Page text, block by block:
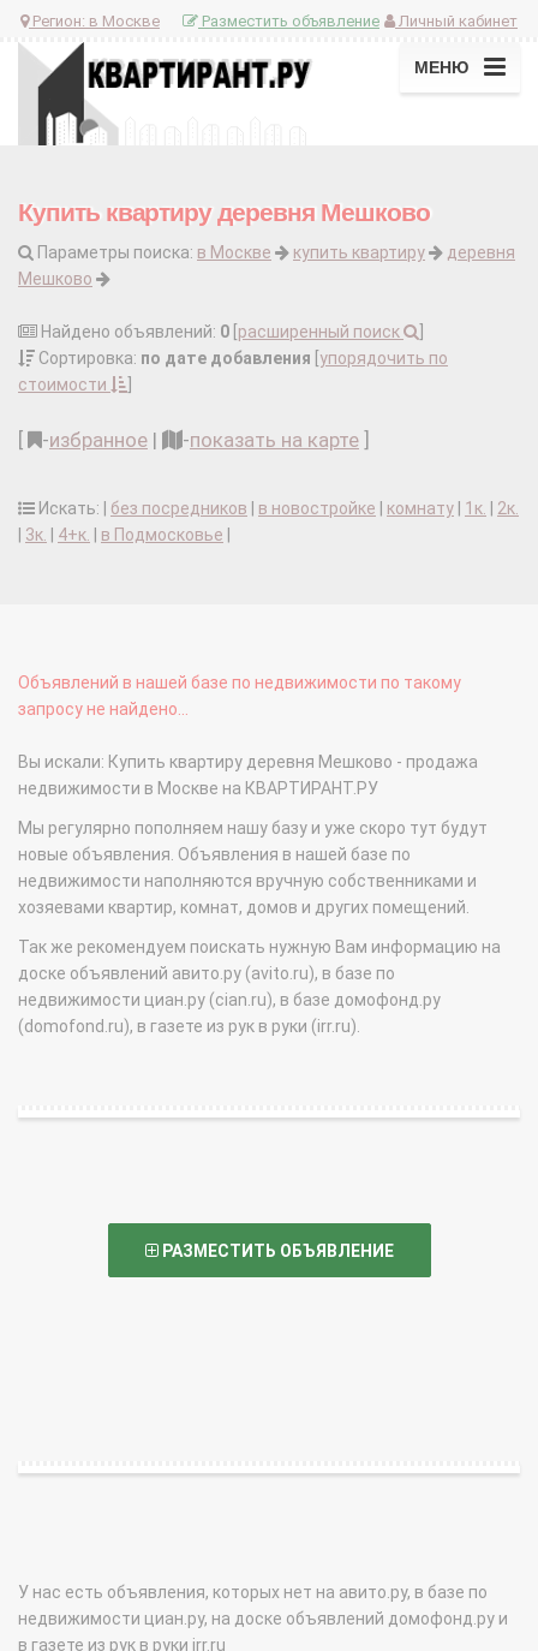
Регион: в Москве Личный кабинет
Разместить объявление
МЕНЮ
Купить квартиру деревня Мешково
Параметры поиска: в Москве купить квартиру
деревня
Мешково
Найдено объявлений: 0 расширенный поиск
Сортировка: по дате добавления упорядочить по
стоимости
-избранное | -показать на карте
Искать: | без посредников в новостройке комнату 1к.
2к.
3к. 4+к. в Подмосковье
Объявлений в нашей базе по недвижимости по такому
запросу не найдено...
Вы искали: Купить квартиру деревня Мешково - продажа
недвижимости в Москве на КВАРТИРАНТ.РУ
Мы регулярно пополняем нашу базу и уже скоро тут будут
новые объявления. Объявления в нашей базе по
недвижимости наполняются вручную собственниками и
хозяевами квартир, комнат, домов и других помещений.
Так же рекомендуем поискать нужную Вам информацию на
доске объявлений авито.ру (avito.ru), в базе по
недвижимости циан.ру (cian.ru), в базе домофонд.ру
(domofond.ru), в газете из рук в руки (irr.ru).
РАЗМЕСТИТЬ ОБЪЯВЛЕНИЕ
У нас есть объявления, которых нет на авито.ру, в базе по
недвижимости циан.ру, на доске объявлений домофонд.ру и
в газете из рук в руки irr.ru